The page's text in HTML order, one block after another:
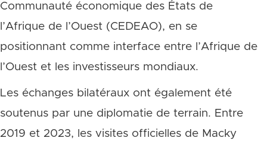
Communauté économique des États de
l’Afrique de l’Ouest (CEDEAO), en se
positionnant comme interface entre l’Afrique de
l’Ouest et les investisseurs mondiaux.
Les échanges bilatéraux ont également été
soutenus par une diplomatie de terrain. Entre
2019 et 2023, les visites officielles de Macky